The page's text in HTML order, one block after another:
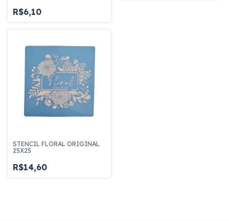
R$6,10
STENCIL FLORAL ORIGINAL
25X25
R$14,60